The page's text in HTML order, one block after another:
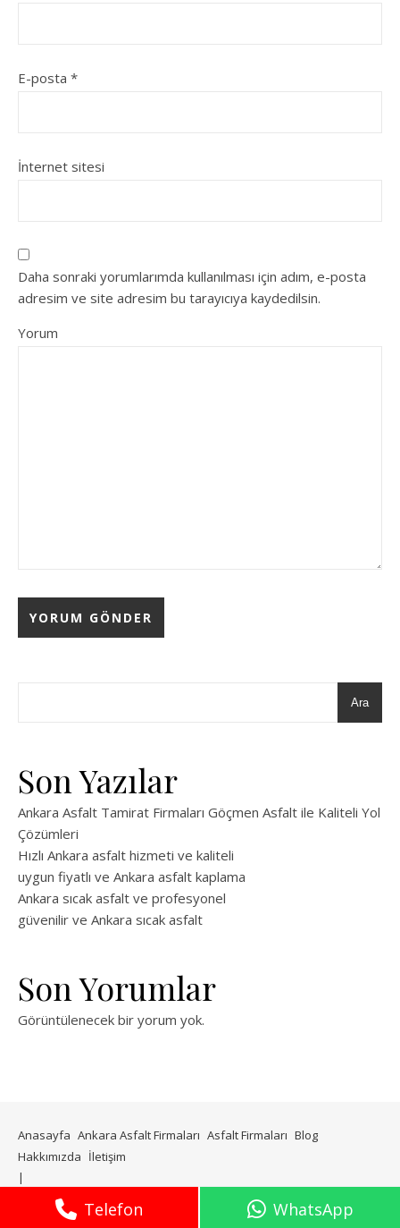
E-posta *
İnternet sitesi
Daha sonraki yorumlarımda kullanılması için adım, e-posta
adresim ve site adresim bu tarayıcıya kaydedilsin.
Yorum
Ara
Son Yazılar
Ankara Asfalt Tamirat Firmaları Göçmen Asfalt ile Kaliteli Yol
Çözümleri
Hızlı Ankara asfalt hizmeti ve kaliteli
uygun fiyatlı ve Ankara asfalt kaplama
Ankara sıcak asfalt ve profesyonel
güvenilir ve Ankara sıcak asfalt
Son Yorumlar
Görüntülenecek bir yorum yok.
Anasayfa Ankara Asfalt Firmaları Asfalt Firmaları Blog
Hakkımızda İletişim
tarafından Ashe teması.
Telefon WhatsApp